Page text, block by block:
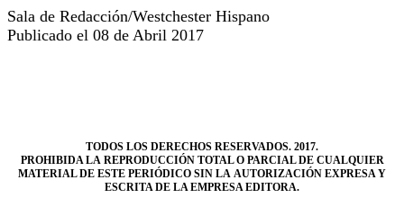
Sala de Redacción/Westchester Hispano
Publicado el 08 de Abril 2017
TODOS LOS DERECHOS RESERVADOS. 2017.
PROHIBIDA LA REPRODUCCIÓN TOTAL O PARCIAL DE CUALQUIER
MATERIAL DE ESTE PERIÓDICO SIN LA AUTORIZACIÓN EXPRESA Y
ESCRITA DE LA EMPRESA EDITORA.